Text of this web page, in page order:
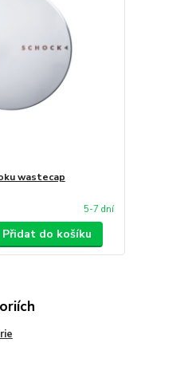
wastecap
5-7 dní
Přidat do košíku